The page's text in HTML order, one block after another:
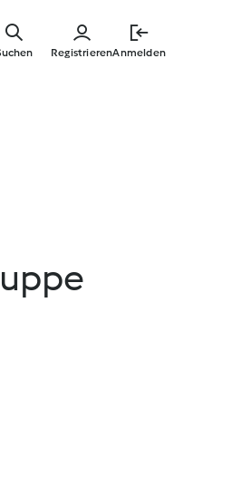
springen
RegistrierenAnmelden